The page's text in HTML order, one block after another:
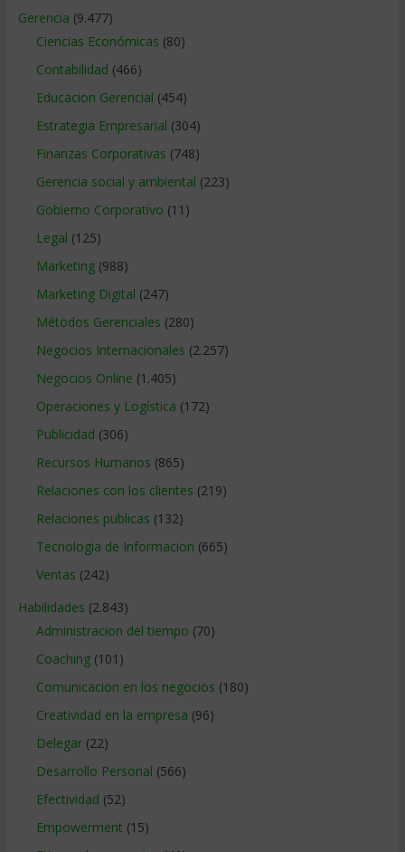
Gerencia (9.477)
Ciencias Económicas (80)
Contabilidad (466)
Educacion Gerencial (454)
Estrategia Empresarial (304)
Finanzas Corporativas (748)
Gerencia social y ambiental (223)
Gobierno Corporativo (11)
Legal (125)
Marketing(988)
Marketing Digital (247)
Métodos Gerenciales (280)
Negocios Internacionales (2.257)
Negocios Online (1.405)
Operaciones y Logística (172)
Publicidad (306)
Recursos Humanos (865)
Relaciones con los clientes (219)
Relaciones publicas (132)
Tecnologia de Informacion (665)
Ventas (242)
Habilidades (2.843)
Administracion del tiempo (70)
Coaching(101)
Comunicacion en los negocios (180)
Creatividad en la empresa (96)
Delegar(22)
Desarrollo Personal (566)
Efectividad (52)
Empowerment (15)